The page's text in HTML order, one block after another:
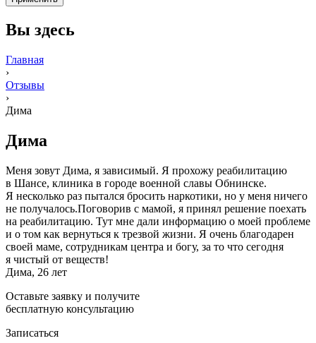
Вы здесь
Главная
›
Отзывы
›
Дима
Дима
Меня зовут Дима, я зависимый. Я прохожу реабилитацию
в Шансе, клиника в городе военной славы Обнинске.
Я несколько раз пытался бросить наркотики, но у меня ничего
не получалось.Поговорив с мамой, я принял решение поехать
на реабилитацию. Тут мне дали информацию о моей проблеме
и о том как вернуться к трезвой жизни. Я очень благодарен
своей маме, сотрудникам центра и богу, за то что сегодня
я чистый от веществ!
Дима, 26 лет
Оставьте заявку и получите
бесплатную консультацию
Записаться